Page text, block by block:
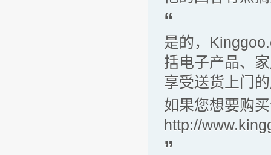
“
是的，
括电子产品、
享受送货上门
如果您想要购
http://
”